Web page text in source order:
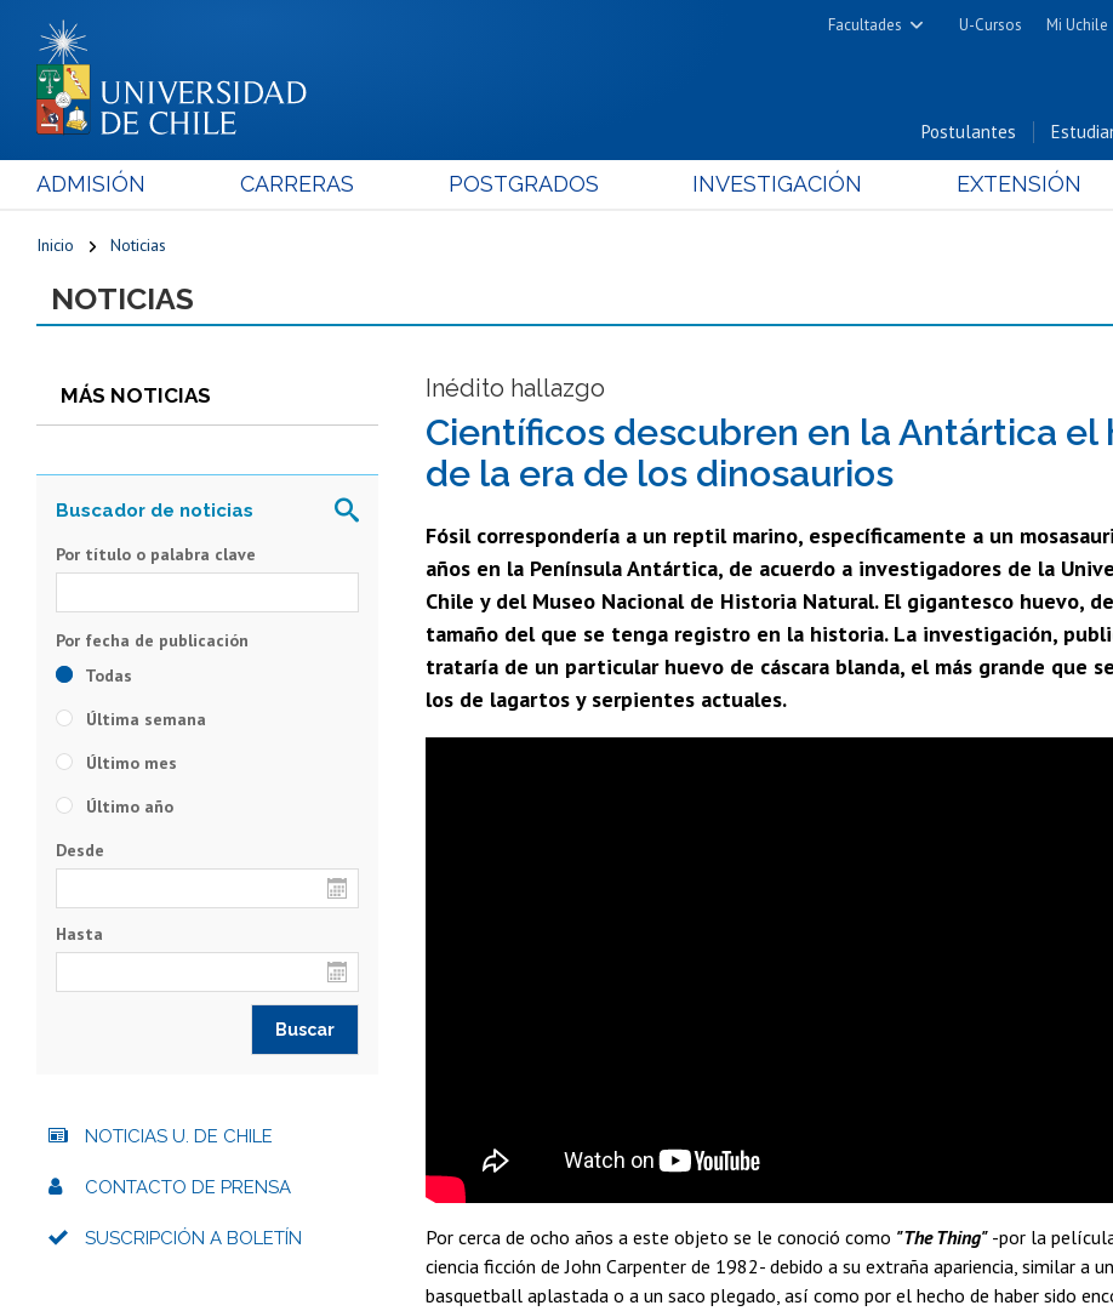
Facultades
Cs. Físicas y Matemáticas
Cs. Químicas y Farmacéuticas
Nutrición y Tecnología de
U-Cursos Mi Uchile
Postulantes
ADMISIÓN CARRERAS POSTGRADOS INVESTIGACIÓN EXTENSIÓN
Inicio Noticias
NOTICIAS
MÁS NOTICIAS Inédito hallazgo
Científicos descubren en la Antártica el
de la era de los dinosaurios
Fósil correspondería a un reptil marino, específicamente a un
años en la Península Antártica, de acuerdo a investigadores de la
Chile y del Museo Nacional de Historia Natural. El gigantesco huevo,
tamaño del que se tenga registro en la historia. La investigación,
trataría de un particular huevo de cáscara blanda, el más grande que
los de lagartos y serpientes actuales.
Por cerca de ocho años a este objeto se le conoció como "The Thing" -por la
ciencia ficción de John Carpenter de 1982- debido a su extraña apariencia, similar a
basquetball aplastada o a un saco plegado, así como por el hecho de haber sido
Por título o palabra clave
Todas
Última semana
Último mes
Último año
Desde
Hasta
NOTICIAS U. DE CHILE
CONTACTO DE PRENSA
SUSCRIPCIÓN A BOLETÍN